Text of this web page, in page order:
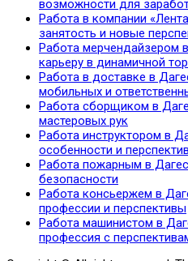
возможности для
Работа в компании
занятость и новые
Работа мерчендайзером
карьеру в динамичной
Работа в доставке в
мобильных и
Работа сборщиком в
мастеровых рук
Работа инструктором в
особенности и
Работа пожарным в
безопасности
Работа консьержем в
профессии и перспективы
Работа машинистом в
профессия с